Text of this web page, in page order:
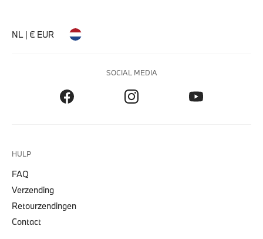
NL | € EUR
SOCIAL MEDIA
HULP
FAQ
Verzending
Retourzendingen
Contact